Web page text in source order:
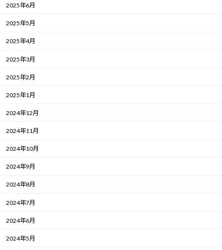
2025年6月
2025年5月
2025年4月
2025年3月
2025年2月
2025年1月
2024年12月
2024年11月
2024年10月
2024年9月
2024年8月
2024年7月
2024年6月
2024年5月